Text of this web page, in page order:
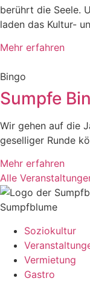
berührt die Seele.
laden das Kultur-
Mehr erfahren
Bingo
Sumpfe
Wir gehen auf die
geselliger Runde
Mehr erfahren
Alle
Sumpfblume
Soziokultur
Vermietung
Gastro